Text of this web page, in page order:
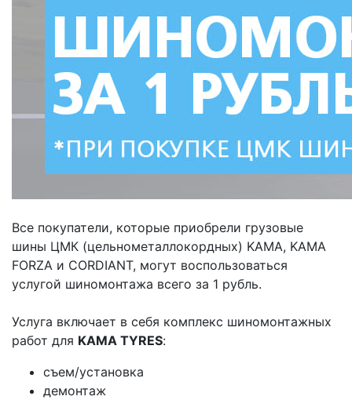
Все покупатели, которые приобрели грузовые
шины ЦМК (цельнометаллокордных) KAMA, KAMA
FORZA и CORDIANT, могут воспользоваться
услугой шиномонтажа всего за 1 рубль.
Услуга включает в себя комплекс шиномонтажных
работ для KAMA TYRES:
cъем/установка
демонтаж